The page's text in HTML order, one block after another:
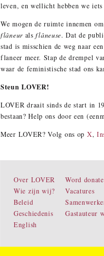
leven, en wellicht hebben we
We mogen de ruimte innemen
flâneuralsflâneuse. Dat de
stad is misschien de weg naar
flaneer meer. Stap de drempel
waar de feministische stad ons
Steun LOVER!
LOVER draait sinds de start in
bestaan? Help ons door een
Meer LOVER? Volg ons op X,
Over LOVER
Wie zijn wij?
Beleid
Geschiedenis
English
Word
Vacatures
Gastauteur